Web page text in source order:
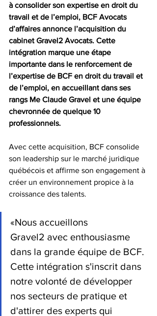
à consolider son expertise en droit du
travail et de l’emploi, BCF Avocats
d’affaires annonce l’acquisition du
cabinet Gravel2 Avocats. Cette
intégration marque une étape
importante dans le renforcement de
l’expertise de BCF en droit du travail et
de l’emploi, en accueillant dans ses
rangs Me Claude Gravel et une équipe
chevronnée de quelque 10
professionnels.
Avec cette acquisition, BCF consolide
son leadership sur le marché juridique
québécois et affirme son engagement à
créer un environnement propice à la
croissance des talents.
«Nous accueillons
Gravel2 avec enthousiasme
dans la grande équipe de BCF.
Cette intégration s'inscrit dans
notre volonté de développer
nos secteurs de pratique et
d'attirer des experts qui